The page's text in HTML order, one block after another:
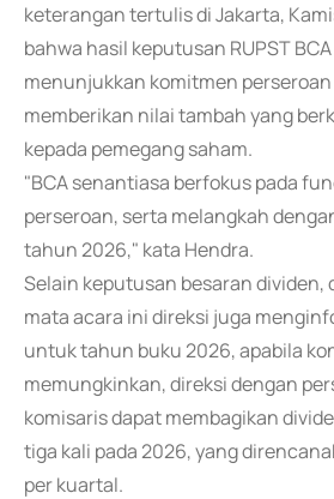
keterangan tertulis di Jakarta,
bahwa hasil keputusan RUPST
menunjukkan komitmen
memberikan nilai tambah yang
kepada pemegang saham.
"BCA senantiasa berfokus pada
perseroan, serta melangkah
tahun 2026," kata Hendra.
Selain keputusan besaran dividen,
mata acara ini direksi juga
untuk tahun buku 2026, apabila
memungkinkan, direksi dengan
komisaris dapat membagikan
tiga kali pada 2026, yang
per kuartal.